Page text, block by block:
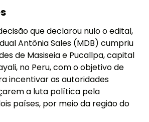
que declarou nulo o edital,
Antônia Sales (MDB) cumpriu
de Masiseia e Pucallpa, capital
no Peru, com o objetivo de
incentivar as autoridades
a luta política pela
países, por meio da região do